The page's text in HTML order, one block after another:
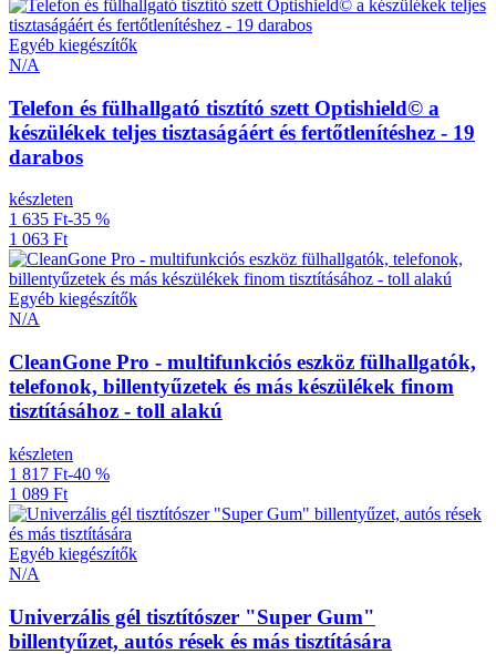
Egyéb kiegészítők
N/A
Telefon és fülhallgató tisztító szett Optishield© a
készülékek teljes tisztaságáért és fertőtlenítéshez - 19
darabos
készleten
1 635 Ft-35 %
1 063 Ft
Egyéb kiegészítők
N/A
CleanGone Pro - multifunkciós eszköz fülhallgatók,
telefonok, billentyűzetek és más készülékek finom
tisztításához - toll alakú
készleten
1 817 Ft-40 %
1 089 Ft
Egyéb kiegészítők
N/A
Univerzális gél tisztítószer "Super Gum"
billentyűzet, autós rések és más tisztítására